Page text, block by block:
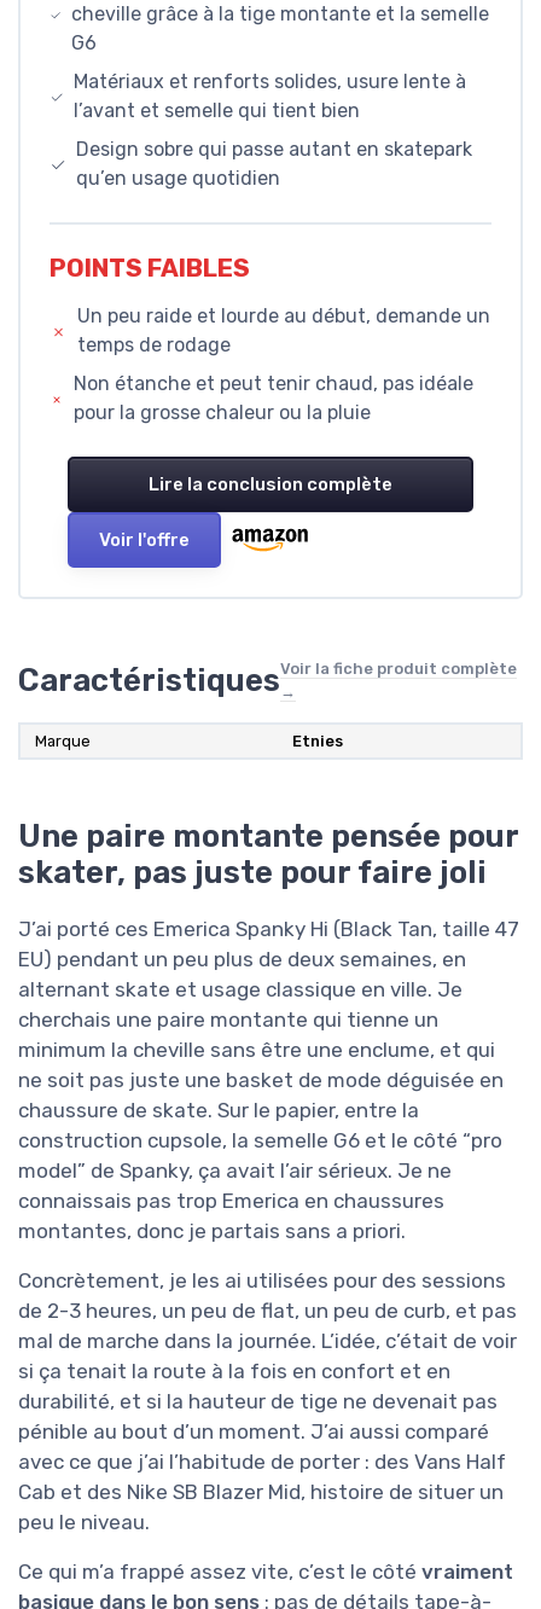
cheville grâce à la tige montante et la semelle
G6
Matériaux et renforts solides, usure lente à
l’avant et semelle qui tient bien
Design sobre qui passe autant en skatepark
qu’en usage quotidien
POINTS FAIBLES
Un peu raide et lourde au début, demande un
temps de rodage
Non étanche et peut tenir chaud, pas idéale
pour la grosse chaleur ou la pluie
Lire la conclusion complète
Voir l'offre
CaractéristiquesVoir la fiche produit complète
→
Marque Etnies
Une paire montante pensée pour
skater, pas juste pour faire joli
J’ai porté ces Emerica Spanky Hi (Black Tan, taille 47
EU) pendant un peu plus de deux semaines, en
alternant skate et usage classique en ville. Je
cherchais une paire montante qui tienne un
minimum la cheville sans être une enclume, et qui
ne soit pas juste une basket de mode déguisée en
chaussure de skate. Sur le papier, entre la
construction cupsole, la semelle G6 et le côté “pro
model” de Spanky, ça avait l’air sérieux. Je ne
connaissais pas trop Emerica en chaussures
montantes, donc je partais sans a priori.
Concrètement, je les ai utilisées pour des sessions
de 2-3 heures, un peu de flat, un peu de curb, et pas
mal de marche dans la journée. L’idée, c’était de voir
si ça tenait la route à la fois en confort et en
durabilité, et si la hauteur de tige ne devenait pas
pénible au bout d’un moment. J’ai aussi comparé
avec ce que j’ai l’habitude de porter : des Vans Half
Cab et des Nike SB Blazer Mid, histoire de situer un
peu le niveau.
Ce qui m’a frappé assez vite, c’est le côté vraiment
basique dans le bon sens : pas de détails tape-à-